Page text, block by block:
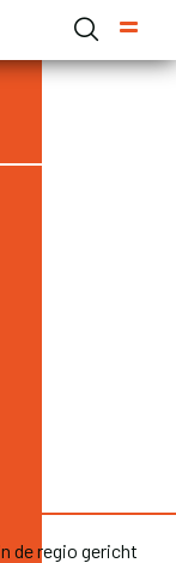
de regio gericht